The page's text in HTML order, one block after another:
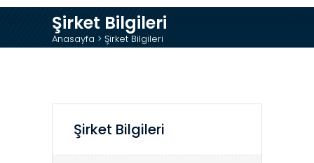
Şirket Bilgileri
Anasayfa > Şirket Bilgileri
Şirket Bilgileri